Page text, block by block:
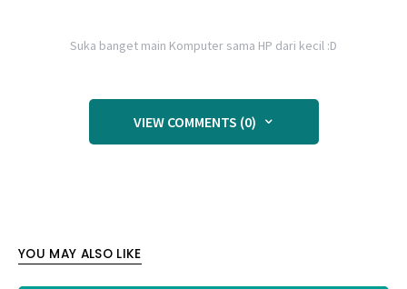
Suka banget main Komputer sama HP dari kecil :D
VIEW COMMENTS (0)
YOU MAY ALSO LIKE